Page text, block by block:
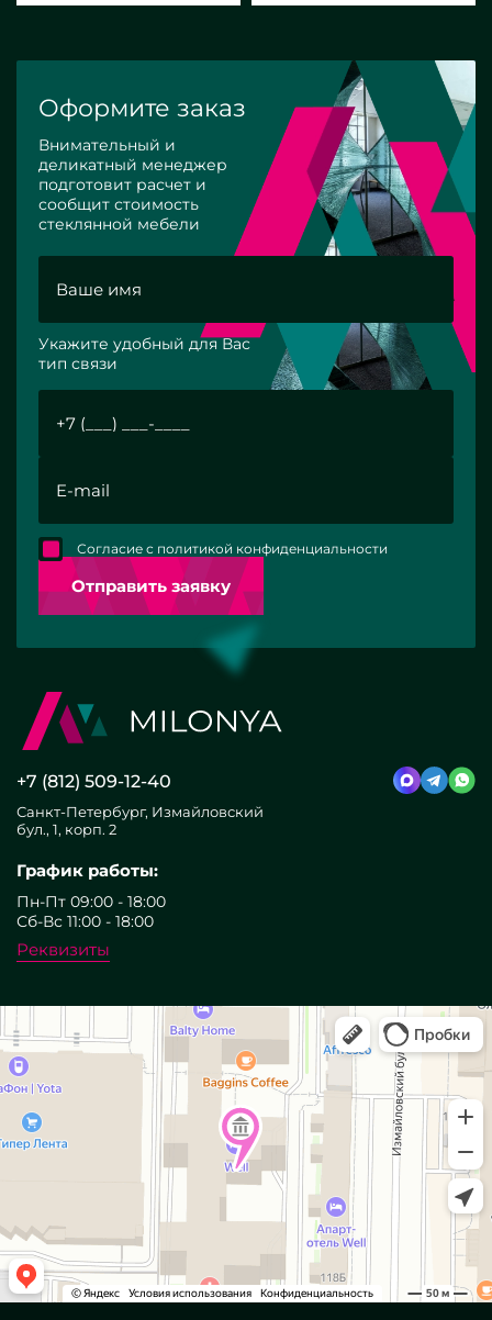
Оформите заказ
Внимательный и
деликатный менеджер
подготовит расчет и
сообщит стоимость
стеклянной мебели
Укажите удобный для Вас
тип связи
Отправить заявку
Согласие с политикой конфиденциальности
+7 (812) 509-12-40
Санкт-Петербург, Измайловский
бул., 1, корп. 2
График работы:
Пн-Пт 09:00 - 18:00
Сб-Вс 11:00 - 18:00
Реквизиты